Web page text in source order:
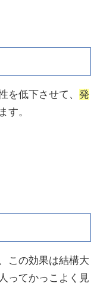
を低下させて、 発
す。
この効果は結構大
ってかっこよく見